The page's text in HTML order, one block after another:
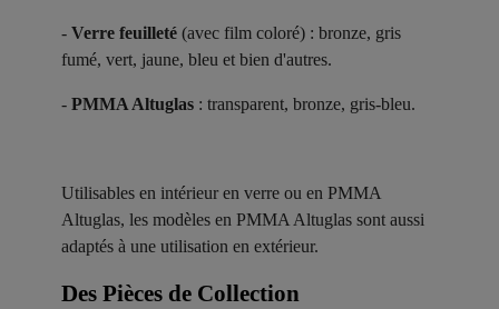
- Verre feuilleté (avec film coloré) : bronze, gris
fumé, vert, jaune, bleu et bien d'autres.
- PMMA Altuglas : transparent, bronze, gris-bleu.
Utilisables en intérieur en verre ou en PMMA
Altuglas, les modèles en PMMA Altuglas sont aussi
adaptés à une utilisation en extérieur.
Des Pièces de Collection ​